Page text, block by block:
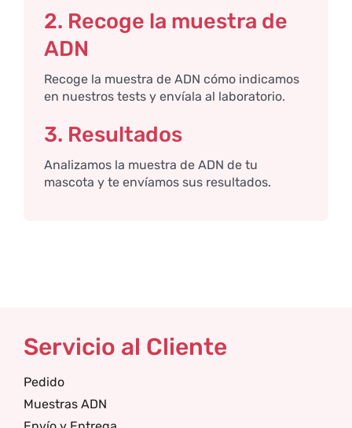
2. Recoge la muestra de
ADN
Recoge la muestra de ADN cómo indicamos
en nuestros tests y envíala al laboratorio.
3. Resultados
Analizamos la muestra de ADN de tu
mascota y te envíamos sus resultados.
Servicio al Cliente
Pedido
Muestras ADN